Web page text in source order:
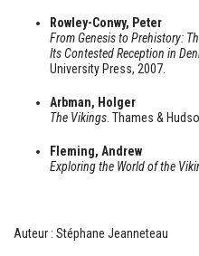
Rowley-Conwy, Peter
From Genesis to Prehistory:
Its Contested Reception in
University Press, 2007.
Arbman, Holger
The Vikings . Thames &
Fleming, Andrew
Exploring the World of the
Auteur : Stéphane Jeanneteau